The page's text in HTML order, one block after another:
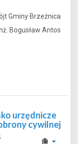
Gminy Brzeźnica
Bogusław Antos
urzędnicze
cywilnej